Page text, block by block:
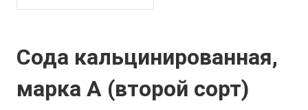
Сода кальцинированная,
марка А (второй сорт)